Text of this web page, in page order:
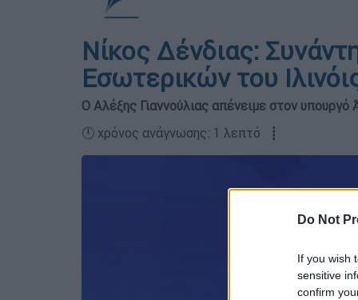
Do Not
If you wish
sensitive
confirm
Νίκος Δένδιας:
Εσωτερικών του
Ο Αλέξης Γιαννούλιας απένειμε στον υπουργό
🕛 χρόνος ανάγνωσης: 1 λεπτό ┋